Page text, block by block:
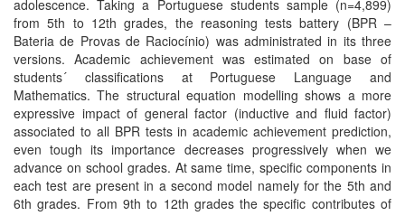
adolescence. Taking a Portuguese students sample (n=4,899)
from 5th to 12th grades, the reasoning tests battery (BPR –
Bateria de Provas de Raciocínio) was administrated in its three
versions. Academic achievement was estimated on base of
students´ classifications at Portuguese Language and
Mathematics. The structural equation modelling shows a more
expressive impact of general factor (inductive and fluid factor)
associated to all BPR tests in academic achievement prediction,
even tough its importance decreases progressively when we
advance on school grades. At same time, specific components in
each test are present in a second model namely for the 5th and
6th grades. From 9th to 12th grades the specific contributes of